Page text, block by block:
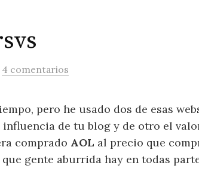
4 comentarios
pero he usado dos de esas
de tu blog y de otro el
comprado AOL al precio que
gente aburrida hay en todas